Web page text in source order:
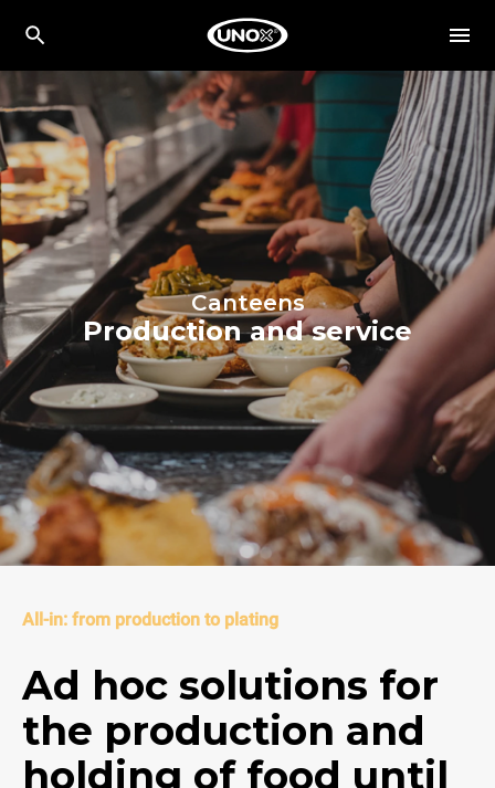
Canteens
Production and service
All-in: from production to plating
Ad hoc solutions for
the production and
holding of food until